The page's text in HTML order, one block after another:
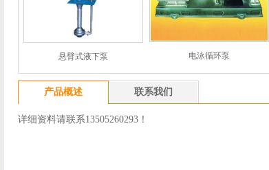
悬臂式液下泵 电泳循环泵
产品概述 联系我们
详细资料请联系13505260293！